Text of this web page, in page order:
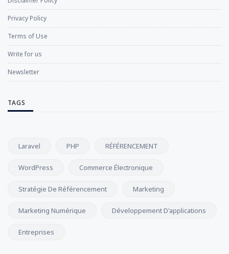
Privacy Policy
Terms of Use
Write for us
Newsletter
TAGS
Laravel PHP RÉFÉRENCEMENT
WordPress Commerce Électronique
Stratégie De Référencement Marketing
Marketing Numérique Développement D'applications
Entreprises